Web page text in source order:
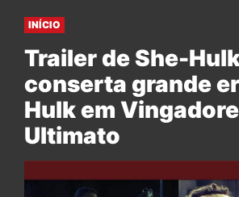
INÍCIO
Trailer de She-
conserta grande
Hulk em
Ultimato